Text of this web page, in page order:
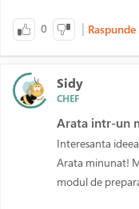
0 | Raspunde
Sidy
CHEF
Arata intr-un
Interesanta
Arata minunat!
modul de